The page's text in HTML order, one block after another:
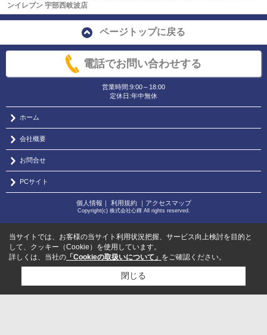
ンイレブン 宇部西岐波店
ページトップに戻る
電話でお問い合わせする
営業時間:9:00～18:00
定休日:年中無休
ホーム
会社概要
お問合せ
PCサイト
個人情報 ｜ 利用規約｜ アクセスマップ
Copyright(c) 株式会社心輝 All rights reserved.
当サイトでは、お客様の当サイト利用状況把握、サービス向上検討を目的と
して、クッキー（Cookie）を使用しています。
詳しくは、当社の 「Cookieの取扱いについて」 をご確認ください。
閉じる